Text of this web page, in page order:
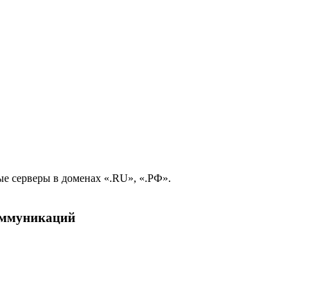
серверы в доменах «.RU», «.РФ».